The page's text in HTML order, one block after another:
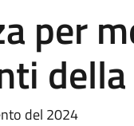
per
del 2024